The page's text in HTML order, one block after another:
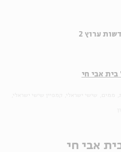
ערוץ 2
אבי חי
אבי חי